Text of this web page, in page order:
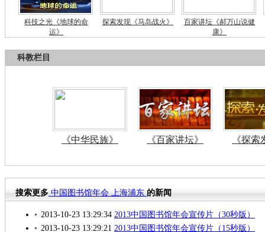
科技之光《地球的命
运》
探索发现《马岛战火》
百家讲坛《郝万山说健
康》
科教栏目
《中华民族》 《百家讲坛》 《探索
搜索更多 中国图书馆年会 上海浦东 的新闻
2013-10-23 13:29:34 2013中国图书馆年会宣传片（30秒版）
2013-10-23 13:29:21 2013中国图书馆年会宣传片（15秒版）